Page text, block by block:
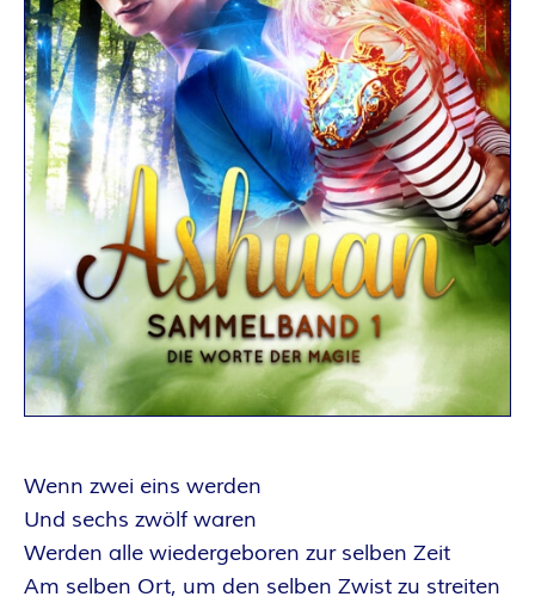
–
D
E
R
F
A
N
T
A
S
Wenn zwei eins werden
Und sechs zwölf waren
Werden alle wiedergeboren zur selben Zeit
Am selben Ort, um den selben Zwist zu streiten